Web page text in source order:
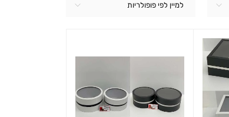
למיין לפי פופולריות